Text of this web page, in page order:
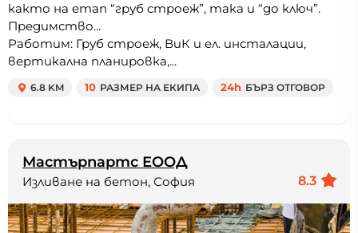
както на етап “груб строеж”, така и “до ключ”.
Предимство...
Работим: Груб строеж, ВиК и ел. инсталации,
вертикална планировка,...
6.8 KM 10 РАЗМЕР НА ЕКИПА 24h БЪРЗ ОТГОВОР
Мастърпартс ЕООД
8.3
Изливане на бетон, София